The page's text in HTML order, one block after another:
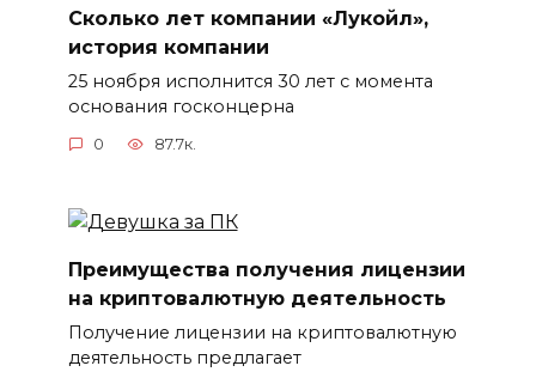
Сколько лет компании «Лукойл»,
история компании
25 ноября исполнится 30 лет с момента
основания госконцерна
0 87.7к.
Преимущества получения лицензии
на криптовалютную деятельность
Получение лицензии на криптовалютную
деятельность предлагает